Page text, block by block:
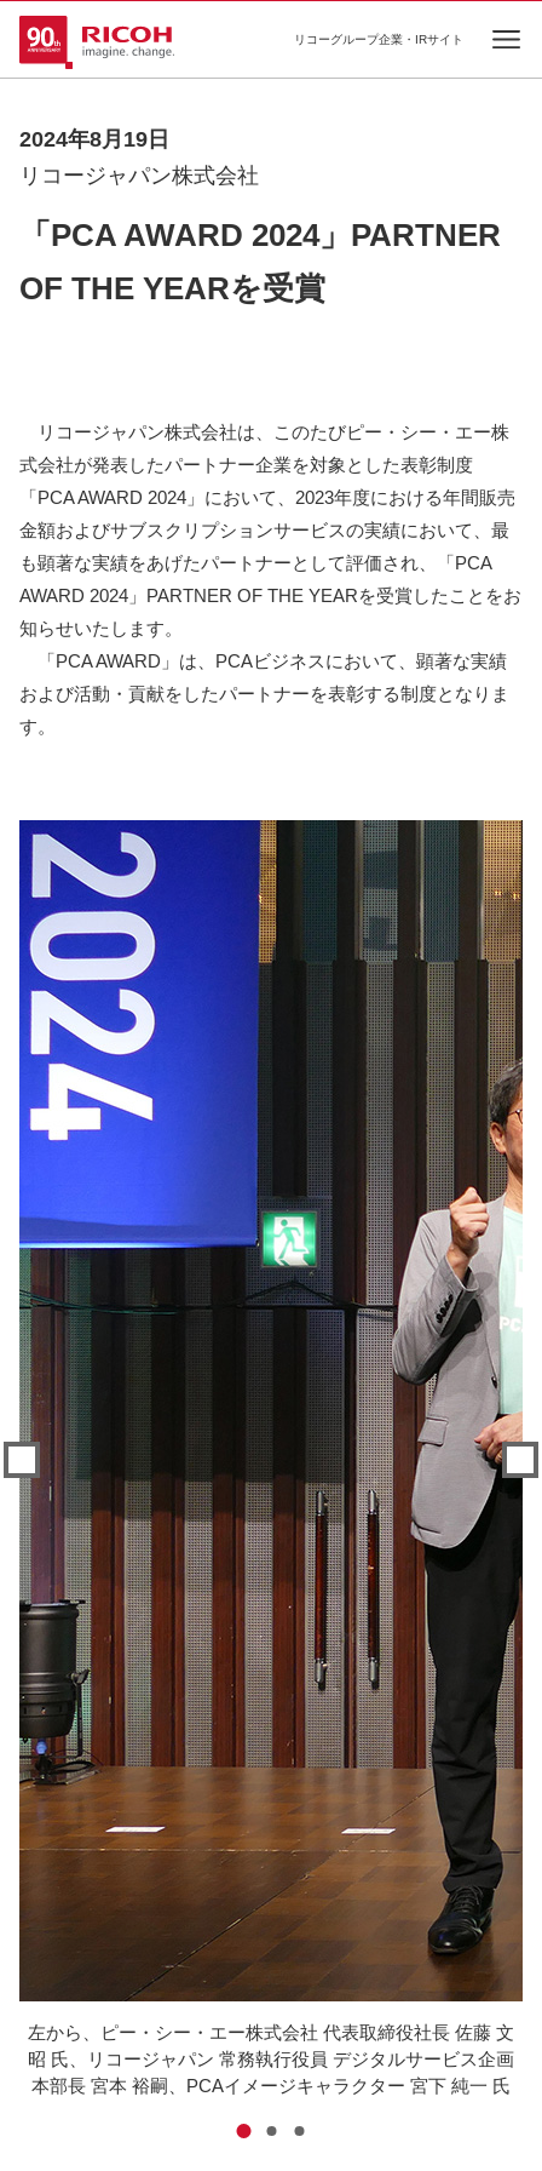
リコーグループ企業・IRサイト
2024年8月19日
リコージャパン株式会社
「PCA AWARD 2024」PARTNER
OF THE YEARを受賞
リコージャパン株式会社は、このたびピー・シー・エー株
式会社が発表したパートナー企業を対象とした表彰制度
「PCA AWARD 2024」において、2023年度における年間販売
金額およびサブスクリプションサービスの実績において、最
も顕著な実績をあげたパートナーとして評価され、「PCA
AWARD 2024」PARTNER OF THE YEARを受賞したことをお
知らせいたします。
「PCA AWARD」は、PCAビジネスにおいて、顕著な実績
および活動・貢献をしたパートナーを表彰する制度となりま
す。
左から、ピー・シー・エー株式会社 代表取締役社長 佐藤 文
昭 氏、
リコージャパン 常務執行役員 デジタルサービス企画
本部長 宮本 裕嗣、 PCAイメージキャラクター 宮下 純一 氏